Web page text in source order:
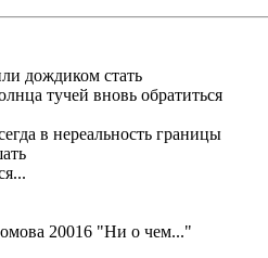
дождиком стать
тучей вновь обратиться
в нереальность границы
"Ни о чем..."